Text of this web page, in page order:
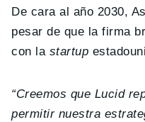
De cara al año 2030,
pesar de que la firma
con la startup
“Creemos que Lucid
permitir nuestra